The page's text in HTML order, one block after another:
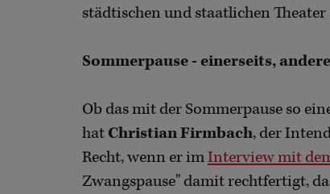
städtischen und staatlichen
Sommerpause - einerseits,
Ob das mit der Sommerpause so
hat Christian Firmbach, der
Recht, wenn er imInterview mit
Zwangspause" damit rechtfertigt,